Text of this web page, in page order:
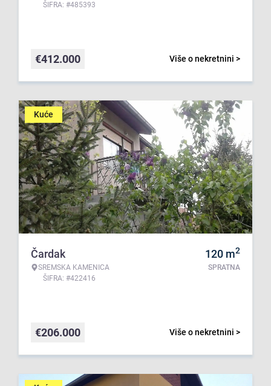
ŠIFRA: #485393
Više o nekretnini >
€412.000
Kuće
Čardak
SREMSKA KAMENICA
ŠIFRA: #422416
120 m2
SPRATNA
Više o nekretnini >
€206.000